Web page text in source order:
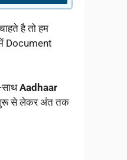
है तो हम
Document
Aadhaar
शुरू से लेकर अंत तक